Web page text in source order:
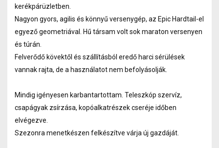
kerékpárüzletben.
Nagyon gyors, agilis és könnyű versenygép, az Epic Hardtail-el
egyező geometriával. Hű társam volt sok maraton versenyen
és túrán.
Felverődő kövektől és szállításból eredő harci sérülések
vannak rajta, de a használatot nem befolyásolják.
Mindig igényesen karbantartottam. Teleszkóp szervíz,
csapágyak zsírzása, kopóalkatrészek cseréje időben
elvégezve.
Szezonra menetkészen felkészítve várja új gazdáját.